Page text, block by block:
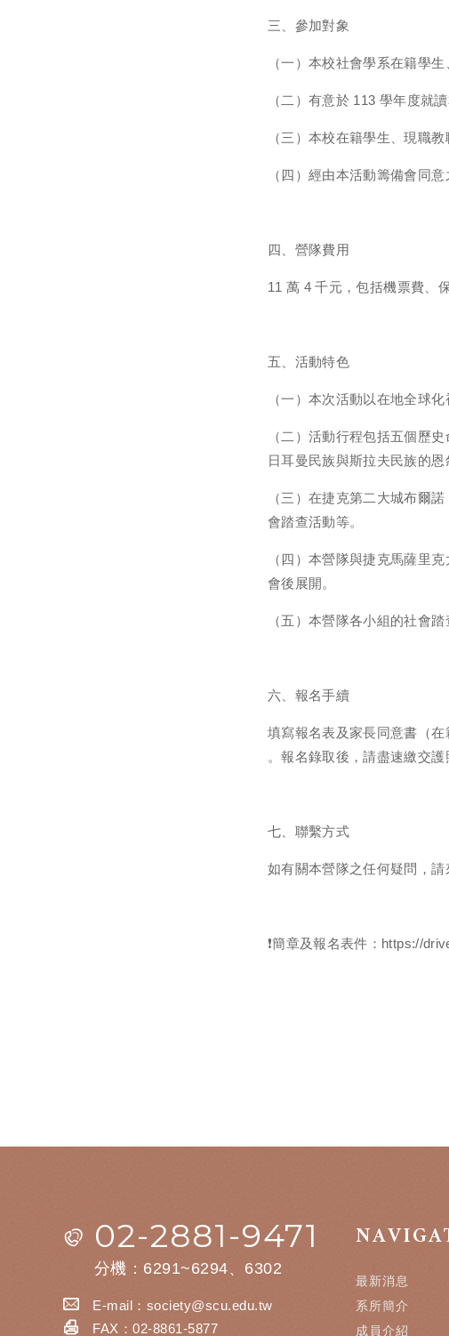
三、參加對象
（一）本校社會學系在籍學
（二）有意於 113 學年度就
（三）本校在籍學生、現職教
（四）經由本活動籌備會同意
四、營隊費用
11 萬 4 千元，包括機票費、
五、活動特色
（一）本次活動以在地全球
（二）活動行程包括五個歷
日耳曼民族與斯拉夫民族的恩
（三）在捷克第二大城布爾
會踏查活動等。
（四）本營隊與捷克馬薩里
會後展開。
（五）本營隊各小組的社會
六、報名手續
填寫報名表及家長同意書（
。報名錄取後，請盡速繳交護
七、聯繫方式
如有關本營隊之任何疑問，
❗️簡章及報名表件：https://
02-2881-9471
分機：6291~6294、6302
E-mail： society@scu.edu.tw
FAX：02-8861-5877
最新消息
系所簡介
成員介紹